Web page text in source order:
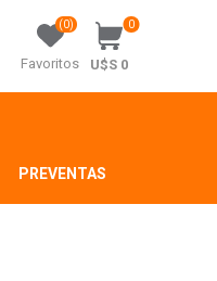
Favoritos
(0) 0
U$S 0
PREVENTAS